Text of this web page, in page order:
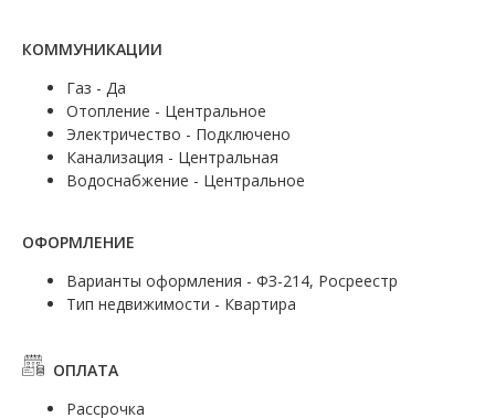
КОММУНИКАЦИИ
Газ - Да
Отопление - Центральное
Электричество - Подключено
Канализация - Центральная
Водоснабжение - Центральное
ОФОРМЛЕНИЕ
Варианты оформления - ФЗ-214, Росреестр
Тип недвижимости - Квартира
ОПЛАТА
Рассрочка